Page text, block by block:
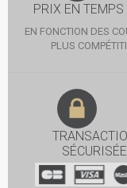
PRIX EN TEMPS
EN FONCTION DES
PLUS
SÉCURISÉE